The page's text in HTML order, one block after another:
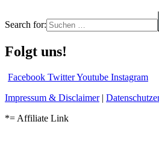
Search for:
Folgt uns!
Facebook TwitterYoutube Instagram
Impressum & Disclaimer|
*= Affiliate Link